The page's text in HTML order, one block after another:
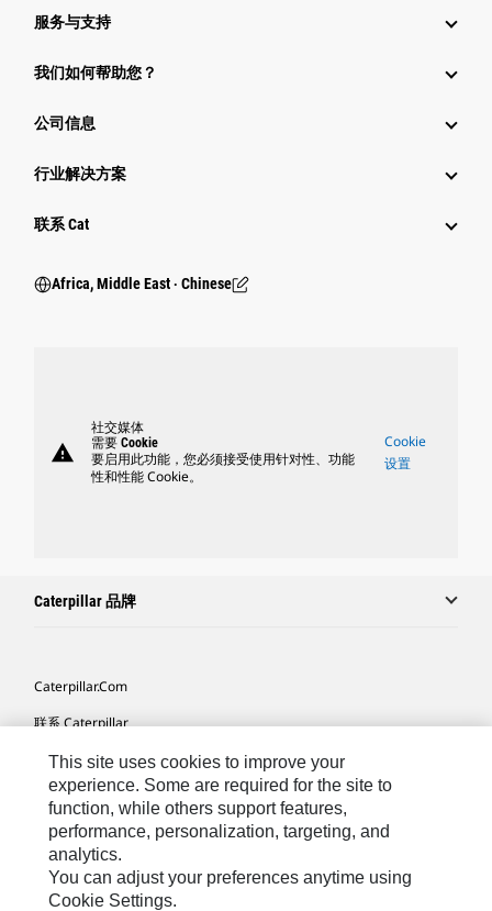
服务与支持
我们如何帮助您？
公司信息
行业解决方案
行业
联系 Cat
Africa, Middle East ‧ Chinese
warning
社交媒体
需要 Cookie
要启用此功能，您必须接受使用针对性、功能
性和性能 Cookie。
Cookie
设置
Caterpillar 品牌
Caterpillar.com
联系 Caterpillar
我的营销首选项
站点地图
Cookie Settings
法律
隐私
This site uses cookies to improve your
experience. Some are required for the site to
function, while others support features,
performance, personalization, targeting, and
analytics.
You can adjust your preferences anytime using
Cookie Settings.